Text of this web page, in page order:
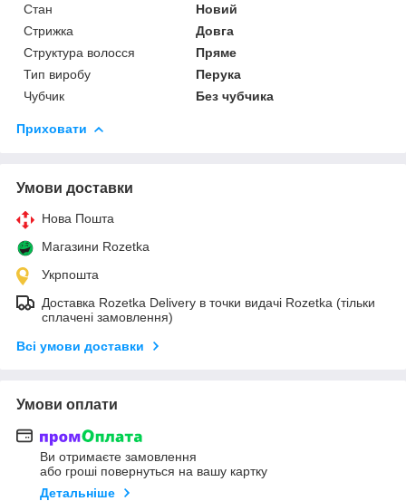
Стан
Новий
Стрижка
Довга
Структура волосся
Пряме
Тип виробу
Перука
Чубчик
Без чубчика
Приховати
Умови доставки
Нова Пошта
Магазини Rozetka
Укрпошта
Доставка Rozetka Delivery в точки видачі Rozetka (тільки
сплачені замовлення)
Всі умови доставки
Умови оплати
Ви отримаєте замовлення
або гроші повернуться на вашу картку
Детальніше